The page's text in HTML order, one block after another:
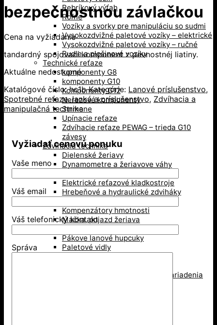
Rebríkový výťah
Roľne
Vozíky a svorky pre manipuláciu so sudmi
Vysokozdvižné paletové vozíky – elektrické
Vysokozdvižné paletové vozíky – ručné
Rudle a plošinové vozíky
Technické reťaze
komponenty G8
komponenty G10
Komponenty G12
Nerezové komponenty
Strmene
Upínacie reťaze
Zdvíhacie reťaze PEWAG – trieda G10
závesy
Zdvíhacia technika
Dielenské žeriavy
Dynamometre a žeriavove váhy
Elektrické reťazové kladkostroje
Hrebeňové a hydraulické zdviháky
Kompenzátory hmotnosti
Mačka, pojazd žeriava
Pákove lanové hupcuky
Paletové vidly
Prísavky a Vakuové zdvíhacie zariadenia
bezpečnostnou závlačkou
Cena na vyžiadanie
tandardný spojovací komponent z pevnostnéj liatiny.
Aktuálne nedostupné
Katalógové číslo:hc1b Kategórie: Lanové príslušenstvo,
Spotrebné reťaze, lanká a príslušenstvo, Zdvíhacia a
manipulačná technika
Vyžiadať cenovú ponuku
Vaše meno
Váš email
Váš telefonický kontakt
Správa